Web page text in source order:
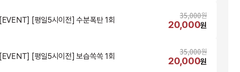
[EVENT] [평일5시이전] 수분폭탄 1회 35,000원
20,000원
[EVENT] [평일5시이전] 보습쏙쏙 1회 35,000원
20,000원